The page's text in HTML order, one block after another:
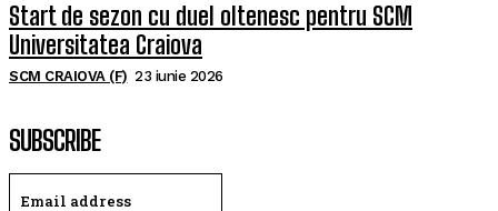
Start de sezon cu duel oltenesc pentru SCM
Universitatea Craiova
SCM CRAIOVA (F) 23 iunie 2026
SUBSCRIBE